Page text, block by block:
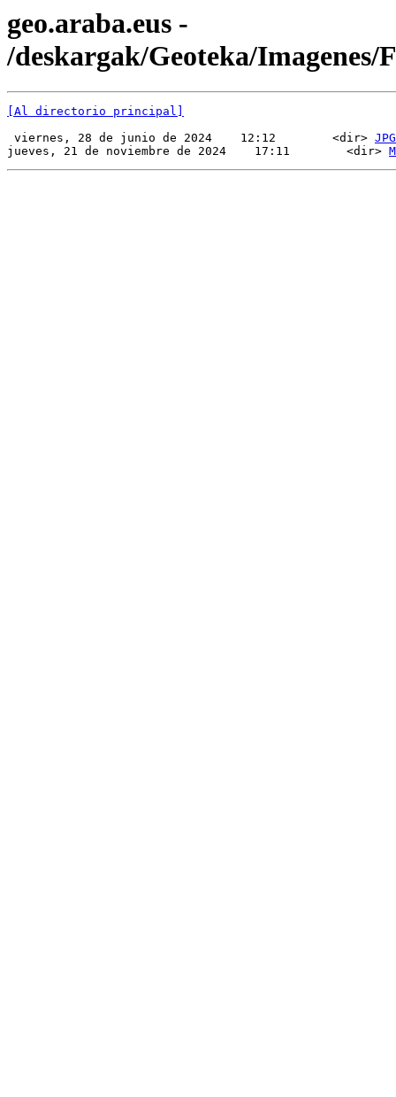
geo.araba.eus -
/deskargak/Geoteka/Imagenes/
[Al directorio principal]
viernes, 28 de junio de 2024    12:12        <dir> JPG
jueves, 21 de noviembre de 2024    17:11        <dir>